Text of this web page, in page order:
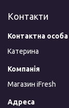
Контакти
Катерина
Магазин iFresh